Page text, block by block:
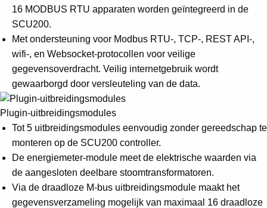
16 MODBUS RTU apparaten worden geïntegreerd in de
SCU200.
Met ondersteuning voor Modbus RTU-, TCP-, REST API-,
wifi-, en Websocket-protocollen voor veilige
gegevensoverdracht. Veilig internetgebruik wordt
gewaarborgd door versleuteling van de data.
Plugin-uitbreidingsmodules
Tot 5 uitbreidingsmodules eenvoudig zonder gereedschap te
monteren op de SCU200 controller.
De energiemeter-module meet de elektrische waarden via
de aangesloten deelbare stoomtransformatoren.
Via de draadloze M-bus uitbreidingsmodule maakt het
gegevensverzameling mogelijk van maximaal 16 draadloze